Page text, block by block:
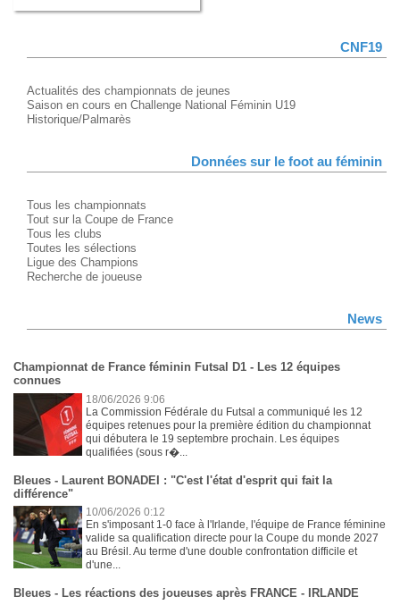
CNF19
Actualités des championnats de jeunes
Saison en cours en Challenge National Féminin U19
Historique/Palmarès
Données sur le foot au féminin
Tous les championnats
Tout sur la Coupe de France
Tous les clubs
Toutes les sélections
Ligue des Champions
Recherche de joueuse
News
Championnat de France féminin Futsal D1 - Les 12 équipes
connues
18/06/2026 9:06
La Commission Fédérale du Futsal a communiqué les 12
équipes retenues pour la première édition du championnat
qui débutera le 19 septembre prochain. Les équipes
qualifiées (sous r�...
Bleues - Laurent BONADEI : "C'est l'état d'esprit qui fait la
différence"
10/06/2026 0:12
En s'imposant 1-0 face à l'Irlande, l'équipe de France féminine
valide sa qualification directe pour la Coupe du monde 2027
au Brésil. Au terme d'une double confrontation difficile et
d'une...
Bleues - Les réactions des joueuses après FRANCE - IRLANDE